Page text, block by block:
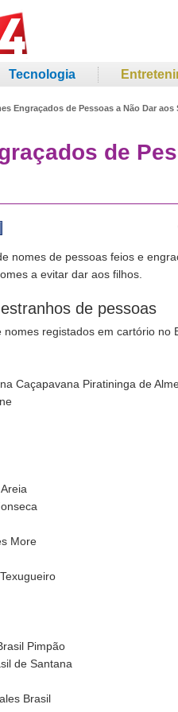
Tecnologia
Engraçados de Pessoas a Não Dar aos
de
nomes de pessoas feios e
a evitar dar aos filhos.
de pessoas
nomes registados em cartório
Caçapavana Piratininga de
More
Pimpão
de Santana
Brasil